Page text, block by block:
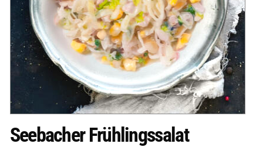
Seebacher Frühlingssalat